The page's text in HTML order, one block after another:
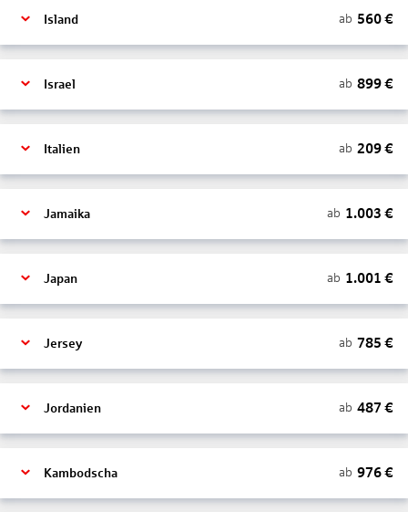
Island ab 560€
Israel ab 899€
Italien ab 209€
Jamaika ab 1.003 €
Japan ab 1.001 €
Jersey ab 785 €
Jordanien ab 487 €
Kambodscha ab 976€